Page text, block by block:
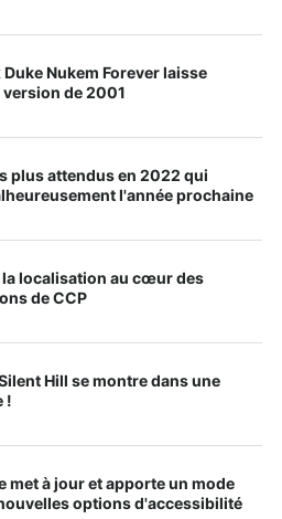
Duke Nukem Forever laisse
de 2001
plus attendus en 2022 qui
l'année prochaine
la localisation au cœur des
de CCP
Hill se montre dans une
!
met à jour et apporte un mode
options d'accessibilité